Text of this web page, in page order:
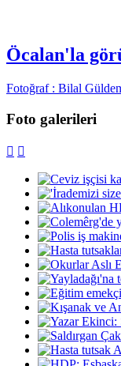
Öcalan'la
Fotoğraf : Bilal
Foto galerileri
 